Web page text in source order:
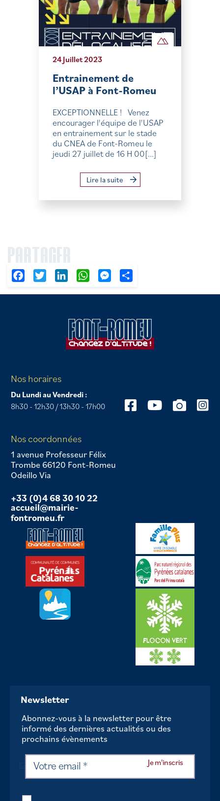
24 Juillet 2023
Entrainement de
l’USAP à Font-Romeu
EXCEPTIONNELLE ! Venez
encourager l'équipe de l'USAP
en entrainement sur le stade
du CNEA de Font-Romeu le
jeudi 27 juillet de 16 H 00[...]
Lire la suite
PARTAGER
FacebookTwitter LinkedIn WhatsAppMessenger
Nos horaires
Du Lundi au Vendredi :
8h30 - 12h30 / 13h30 - 17h00
Nos coordonnées
1 avenue Professeur Félix
Trombe 66120 Font-Romeu
Odeillo Via
+33 (0)4 68 30 10 22
accueil@mairie-
fontromeu.fr
Newsletter
Abonnez-vous à la newsletter pour être
informé des dernières actualités ou des
prochains évènements